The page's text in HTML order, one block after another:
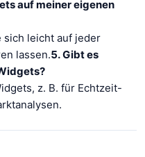
auf meiner eigenen
sich leicht auf jeder
lassen.5. Gibt es
z. B. für Echtzeit-